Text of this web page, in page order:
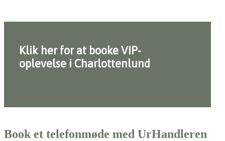
Klik her for at booke VIP-
oplevelse i Charlottenlund
Book et telefonmøde med UrHandleren